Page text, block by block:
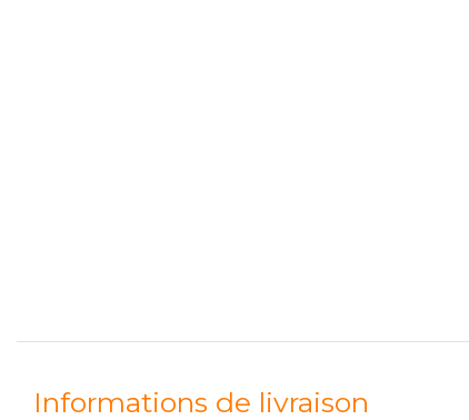
Informations de livraison